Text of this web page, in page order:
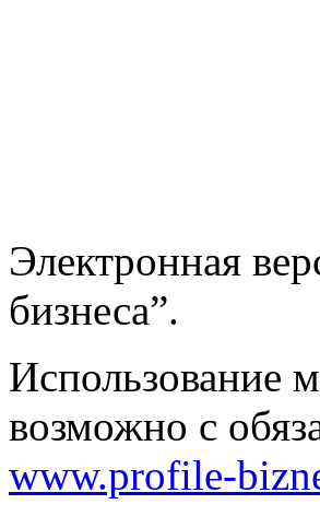
Электронная
бизнеса”.
Использование
возможно с
www.profile-